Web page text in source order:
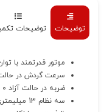
توضیحات توضیحات
موتور قدرتمند با توان 710
سرعت گردش در حالت بی باری 0 تا
ضربه در حالت آزاد 0 تا 44800 دور در دقیقه
سه نظام 13 میلیمتری